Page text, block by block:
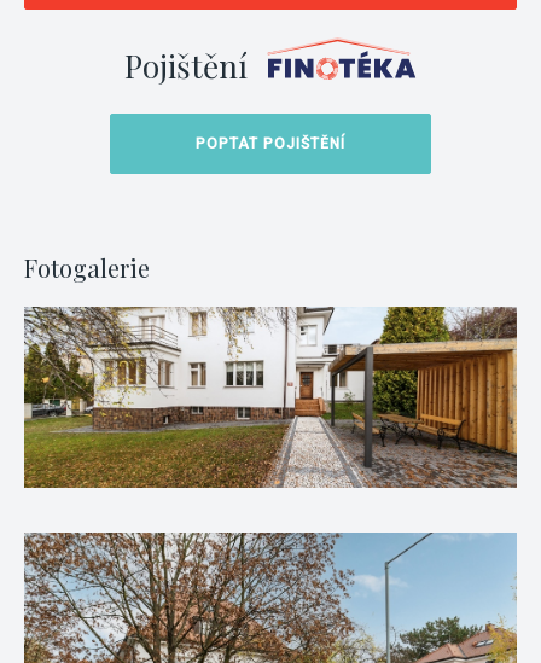
Pojištění
POPTAT POJIŠTĚNÍ
Fotogalerie